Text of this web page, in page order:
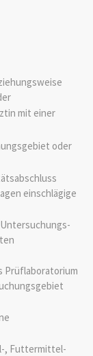
mit einer
oder
einschlägige
Prüflaboratorium
, Futtermittel-